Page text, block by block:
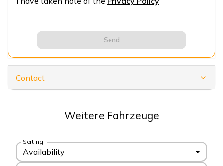
Send
Contact
Weitere Fahrzeuge
Sorting
Availability